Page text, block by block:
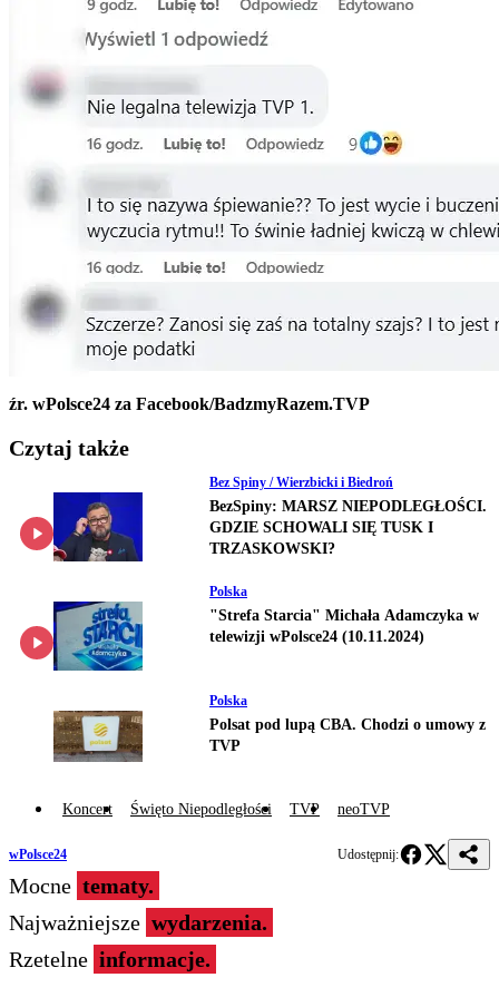
źr. wPolsce24 za Facebook/BadzmyRazem.TVP
Czytaj także
Bez Spiny / Wierzbicki i Biedroń
BezSpiny: MARSZ NIEPODLEGŁOŚCI.
GDZIE SCHOWALI SIĘ TUSK I
TRZASKOWSKI?
Polska
"Strefa Starcia" Michała Adamczyka w
telewizji wPolsce24 (10.11.2024)
Polska
Polsat pod lupą CBA. Chodzi o umowy z
TVP
Koncert Święto Niepodległości TVP neoTVP
wPolsce24 Udostępnij:
Mocne tematy.
Najważniejsze wydarzenia.
Rzetelne informacje.